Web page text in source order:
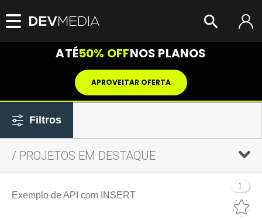
ATÉ50% OFFNOS PLANOS
APROVEITAR OFERTA
Filtros
/ PROJETOS EM DESTAQUE
1
Exemplo de API com INSERT